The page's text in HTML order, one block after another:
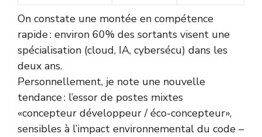
On constate une montée en compétence
rapide : environ 60% des sortants visent une
spécialisation (cloud, IA, cybersécu) dans les
deux ans.
Personnellement, je note une nouvelle
tendance : l’essor de postes mixtes
«concepteur développeur / éco-concepteur»,
sensibles à l’impact environnemental du code –